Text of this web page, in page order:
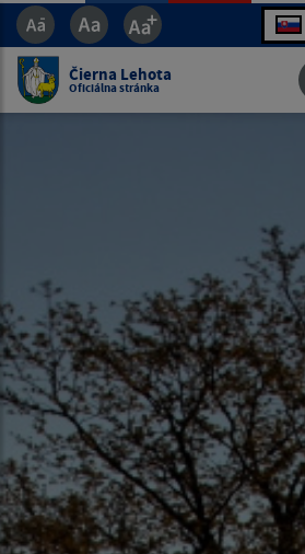
Čierna Lehota
Oficiálna stránka